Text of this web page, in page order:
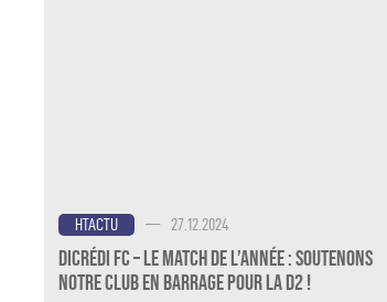
HTACTU — 27.12.2024
Dicrédi FC – Le Match de l’Année : Soutenons
notre Club en Barrage pour la D2 !